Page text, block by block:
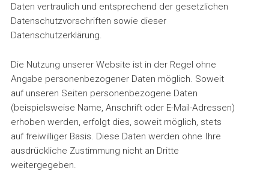
Daten vertraulich und entsprechend der gesetzlichen
Datenschutzvorschriften sowie dieser
Datenschutzerklärung.
Die Nutzung unserer Website ist in der Regel ohne
Angabe personenbezogener Daten möglich. Soweit
auf unseren Seiten personenbezogene Daten
(beispielsweise Name, Anschrift oder E-Mail-Adressen)
erhoben werden, erfolgt dies, soweit möglich, stets
auf freiwilliger Basis. Diese Daten werden ohne Ihre
ausdrückliche Zustimmung nicht an Dritte
weitergegeben.